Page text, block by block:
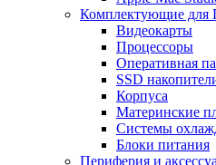
Комплектующие для
Видеокарты
Процессоры
Оперативная
SSD
Корпуса
Материнские
Системы
Блоки питания
Периферия и